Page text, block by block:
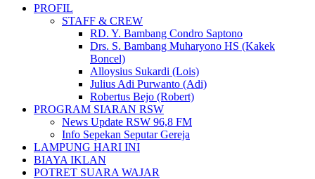
PROFIL
STAFF & CREW
RD. Y. Bambang Condro Saptono
Drs. S. Bambang Muharyono HS (Kakek
Boncel)
Alloysius Sukardi (Lois)
Julius Adi Purwanto (Adi)
Robertus Bejo (Robert)
PROGRAM SIARAN RSW
News Update RSW 96,8 FM
Info Sepekan Seputar Gereja
LAMPUNG HARI INI
BIAYA IKLAN
POTRET SUARA WAJAR